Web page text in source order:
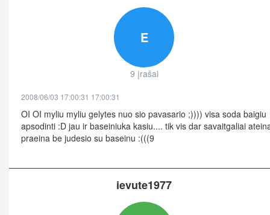
E
9 įrašai
2008/06/03 17:00:31 17:00:31
OI OI myliu myliu gelytes nuo sio pavasario ;)))) visa soda baigiu
apsodinti :D jau ir baseiniuka kasiu.... tik vis dar savaitgaliai
praeina be judesio su baseinu :(((9
ievute1977